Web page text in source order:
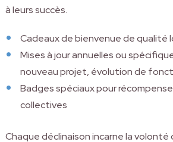
à leurs succès.
Cadeaux de bienvenue de qualité
Mises à jour annuelles ou
nouveau projet, évolution de
Badges spéciaux pour
collectives
Chaque déclinaison incarne la volonté